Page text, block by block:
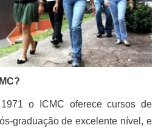
o ICMC oferece cursos de
graduação de excelente nível, e